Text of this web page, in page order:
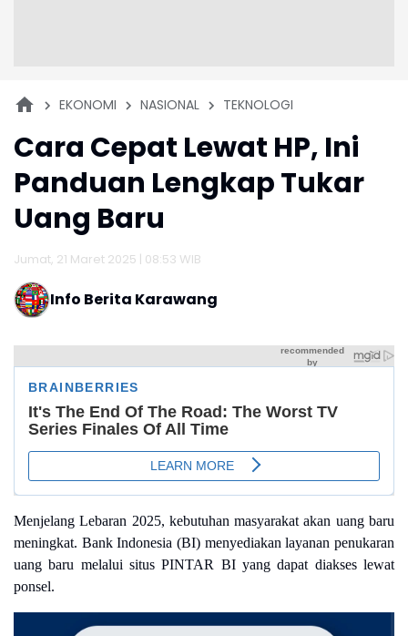
EKONOMI NASIONAL TEKNOLOGI
Cara Cepat Lewat HP, Ini
Panduan Lengkap Tukar
Uang Baru
Jumat, 21 Maret 2025 | 08:53 WIB
Info Berita Karawang
Menjelang Lebaran 2025, kebutuhan masyarakat akan uang baru
meningkat. Bank Indonesia (BI) menyediakan layanan penukaran
uang baru melalui situs PINTAR BI yang dapat diakses lewat
ponsel.